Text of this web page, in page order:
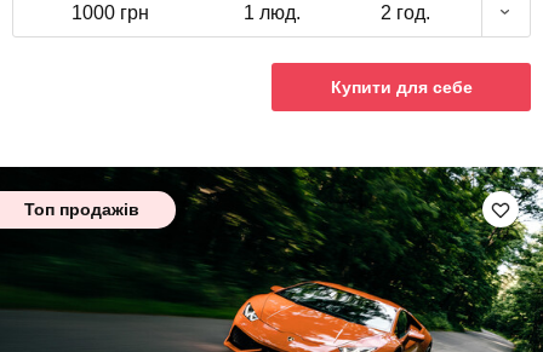
1000 грн 1 люд. 2 год.
Купити для себе
Топ продажів